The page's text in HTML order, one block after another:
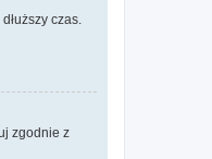
czas.
zgodnie z